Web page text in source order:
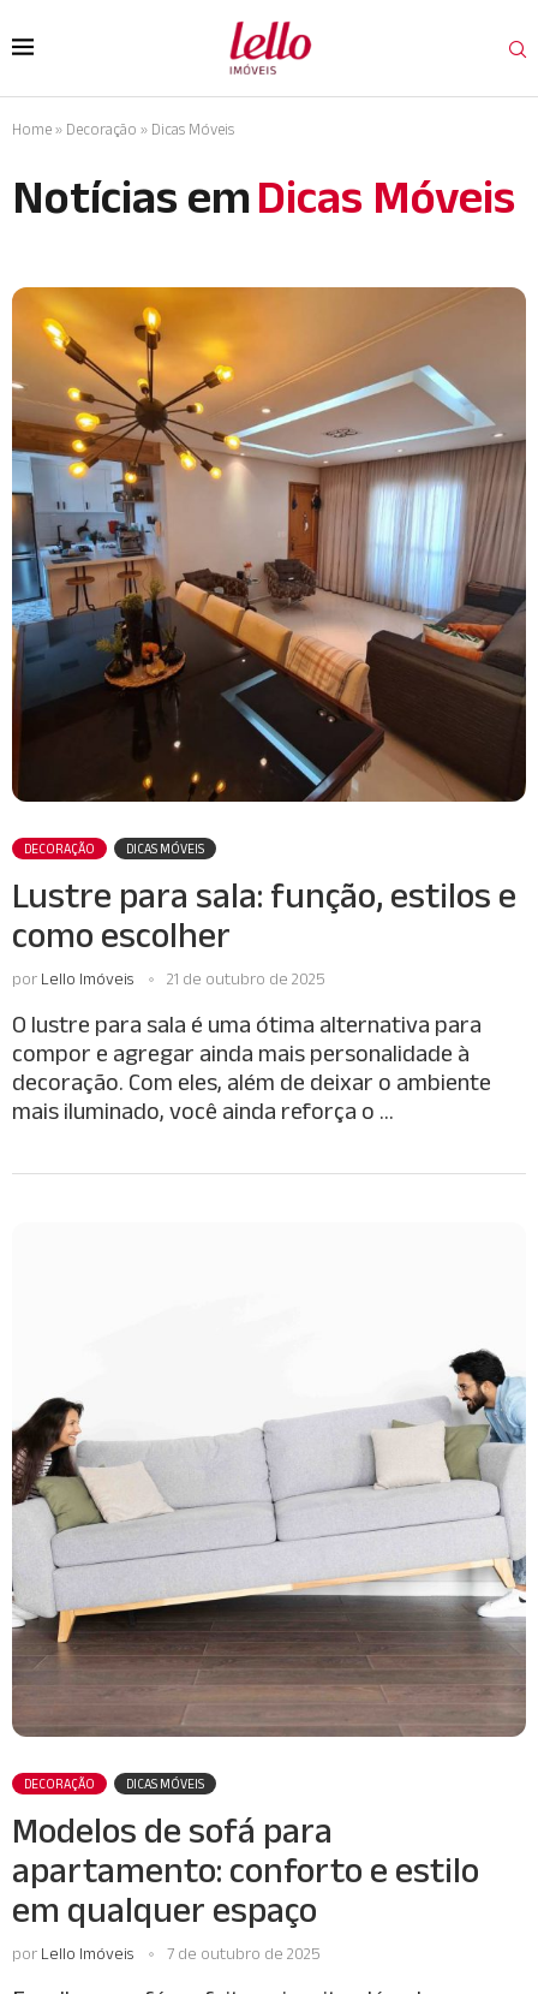
Home » Decoração » Dicas Móveis
Notícias emDicas Móveis
DECORAÇÃO DICAS MÓVEIS
Lustre para sala: função, estilos e
como escolher
por Lello Imóveis 21 de outubro de 2025
O lustre para sala é uma ótima alternativa para
compor e agregar ainda mais personalidade à
decoração. Com eles, além de deixar o ambiente
mais iluminado, você ainda reforça o …
DECORAÇÃO DICAS MÓVEIS
Modelos de sofá para
apartamento: conforto e estilo
em qualquer espaço
por Lello Imóveis 7 de outubro de 2025